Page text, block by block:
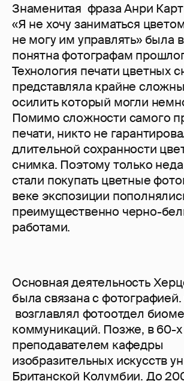
Знаменитая фраза Анри
«Я не хочу заниматься
не могу им управлять» была
понятна фотографам
Технология печати цветных
представляла крайне
осилить который могли
Помимо сложности самого
печати, никто не
длительной сохранности
снимка. Поэтому только
стали покупать цветные
веке экспозиции
преимущественно черно-
работами.
Основная деятельность
была связана с
возглавлял фотоотдел
коммуникаций. Позже, в 60-х
преподавателем кафедры
изобразительных искусств
Британской Колумбии. До